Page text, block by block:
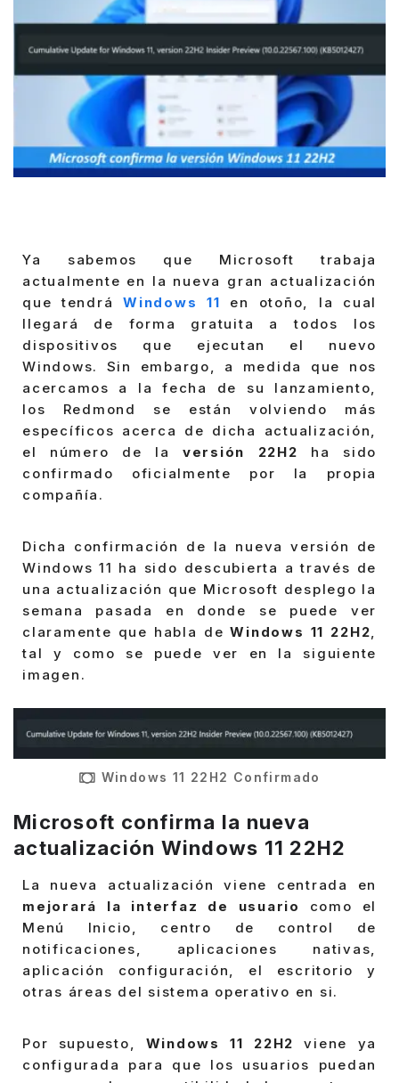
Ya sabemos que Microsoft trabaja
actualmente en la nueva gran actualización
que tendráWindows 11 en otoño, la cual
llegará de forma gratuita a todos los
dispositivos que ejecutan el nuevo
Windows. Sin embargo, a medida que nos
acercamos a la fecha de su lanzamiento,
los Redmond se están volviendo más
específicos acerca de dicha actualización,
el número de la
versión 22H2 ha sido
confirmado oficialmente por la propia
compañía.
Dicha confirmación de la nueva versión de
Windows 11 ha sido descubierta a través de
una actualización que Microsoft desplego la
semana pasada en donde se puede ver
claramente que habla deWindows 11 22H2,
tal y como se puede ver en la siguiente
imagen.
Windows 11 22H2 Confirmado
Microsoft confirma la nueva
actualización Windows 11 22H2
La nueva actualización viene centrada en
mejorará la interfaz de usuario
como el
Menú Inicio, centro de control de
notificaciones, aplicaciones nativas,
aplicación configuración, el escritorio y
otras áreas del sistema operativo en si.
Por supuesto, Windows 11 22H2
viene ya
configurada para que los usuarios puedan